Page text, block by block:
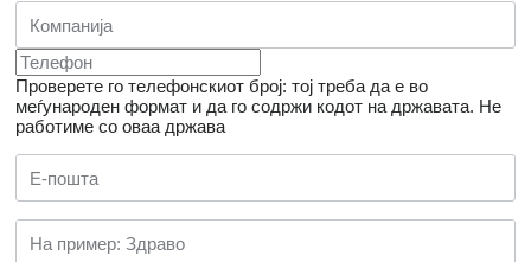
Проверете го телефонскиот број: тој треба да е во
меѓународен формат и да го содржи кодот на државата. Не
работиме со оваа држава